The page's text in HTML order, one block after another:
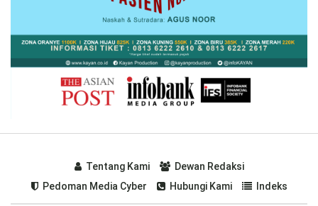
Tentang Kami
Dewan Redaksi
Pedoman Media Cyber
Hubungi Kami Indeks